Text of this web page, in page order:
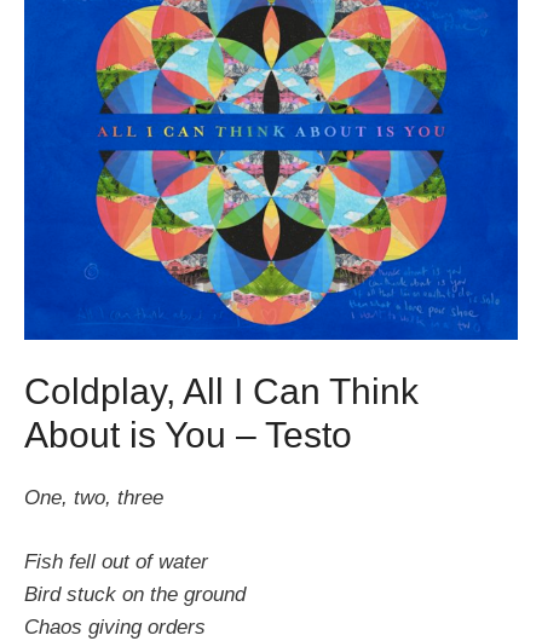
Coldplay, All I Can Think
About is You – Testo
One, two, three
Fish fell out of water
Bird stuck on the ground
Chaos giving orders